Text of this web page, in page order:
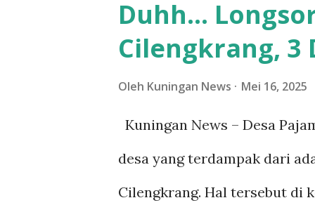
pengunjung merasa kecewa
meningkat namun tidak
"Kami membayar cukup
tidak sebanding minim
ungkap Sinta salah satu
imbas dari aturan yang
Duhh...
Cilengkrang, 3
Oleh Kuningan News Mei 16, 2025
Kuningan News – Desa
desa yang terdampak dari
Cilengkrang. Hal tersebut di